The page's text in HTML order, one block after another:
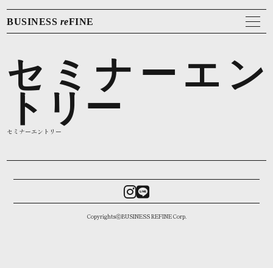
BUSINESS reFINE
セミナーエン
トリー
セミナーエントリー
CopyrightsⓒBUSINESS REFINE Corp.